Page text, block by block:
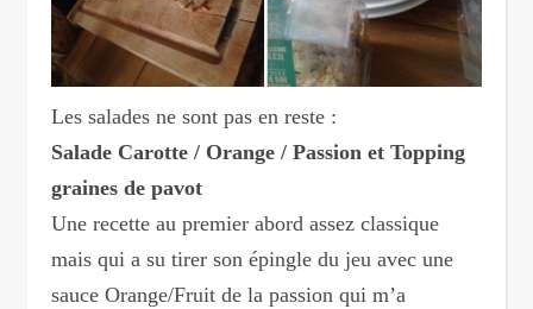
Les salades ne sont pas en reste :
Salade Carotte / Orange / Passion et Topping
graines de pavot
Une recette au premier abord assez classique
mais qui a su tirer son épingle du jeu avec une
sauce Orange/Fruit de la passion qui m’a